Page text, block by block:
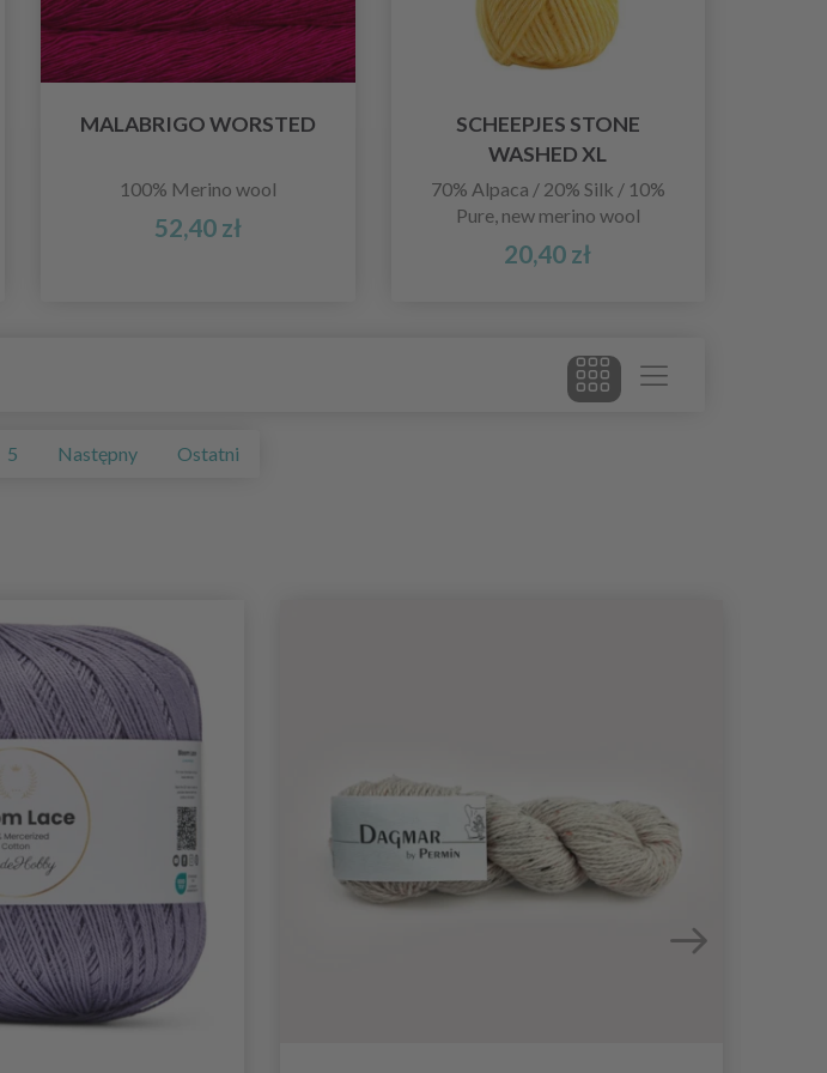
MALABRIGO WORSTED
100% Merino wool
52,40 zł
SCHEEPJES STONE
WASHED XL
70% Alpaca / 20% Silk / 10%
Pure, new merino wool
20,40 zł
5 Następny Ostatni